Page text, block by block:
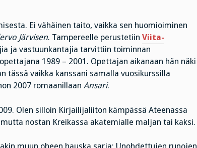
Ei vähäinen taito, vaikka sen huomioiminen
Järvisen. Tampereelle perustetiin Viita-
ja vastuunkantajia tarvittiin toiminnan
1989 – 2001. Opettajan aikanaan hän näki
tässä vaikka kanssani samalla vuosikurssilla
2007 romaanillaan Ansari.
Olen silloin Kirjailijaliiton kämpässä Ateenassa
nostan Kreikassa akatemialle maljan tai kaksi.